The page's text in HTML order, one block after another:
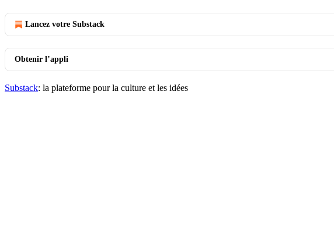
Lancez votre Substack
Obtenir l’appli
Substack: la plateforme pour la culture et les idées